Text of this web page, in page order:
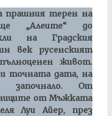
терен на
„Алеите“ до
на Градския
век русенският
живот.
точната дата, на
започнало. От
от Мъжката
Луи Айер, през